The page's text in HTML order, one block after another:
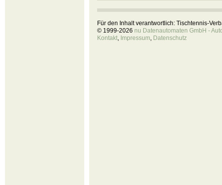
Für den Inhalt verantwortlich: Tischtennis-
© 1999-2026 nu Datenautomaten GmbH -
Kontakt, Impressum, Datenschutz